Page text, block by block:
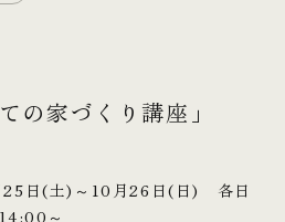
の家づくり講座」
日(土)～10月26日(日) 各日
～